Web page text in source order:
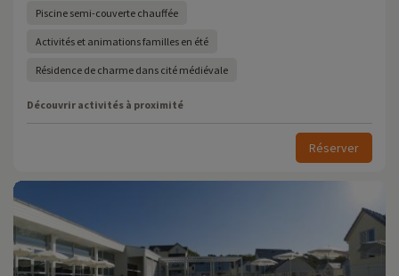
Piscine semi-couverte chauffée
Activités et animations familles en été
Résidence de charme dans cité médiévale
Découvrir activités à proximité
Réserver